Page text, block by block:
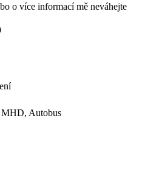
o více informací mě neváhejte
Autobus